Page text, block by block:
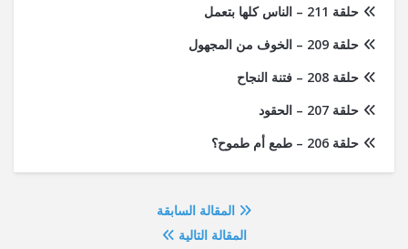
حلقة 211 – الناس كلها بتعمل
حلقة 209 – الخوف من المجهول
حلقة 208 – فتنة النجاح
حلقة 207 – الحقود
حلقة 206 – طمع أم طموح؟
المقالة السابقة
المقالة التالية